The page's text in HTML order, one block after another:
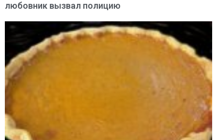
любовник вызвал полицию